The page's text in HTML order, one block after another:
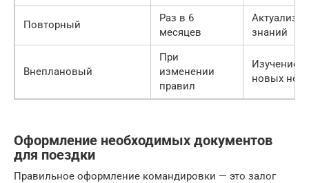
Повторный
Раз в 6
месяцев
знаний
Внеплановый
При
изменении
правил
Изучение
новых
Оформление необходимых документов
для поездки
Правильное оформление командировки — это залог